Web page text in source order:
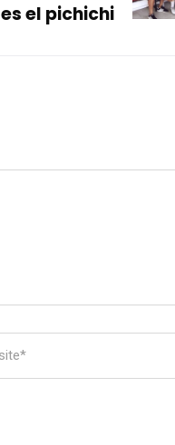
es el pichichi